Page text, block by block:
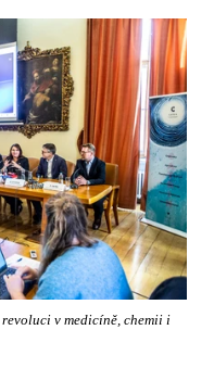
v medicíně, chemii i